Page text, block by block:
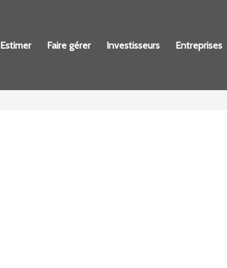
Estimer Faire gérer Investisseurs Entreprises